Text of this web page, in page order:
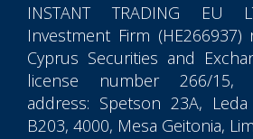
INSTANT TRADING EU
Investment Firm
Cyprus Securities and
license number 266/15,
address: Spetson 23A,
B203, 4000, Mesa Geitonia,